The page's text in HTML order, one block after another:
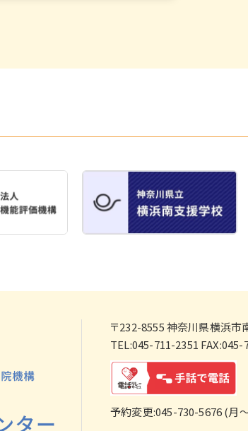
〒232-8555神奈川県横浜市
TEL:045-711-2351 FAX:045-
予約変更:045-730-5676 (月